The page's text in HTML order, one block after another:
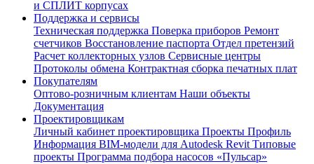
и СПЛИТ корпусах
Поддержка и сервисы
Техническая поддержка Поверка приборов Ремонт
счетчиков Восстановление паспорта Отдел претензий
Расчет коллекторных узлов Сервисные центры
Протоколы обмена Контрактная сборка печатных плат
Покупателям
Оптово-розничным клиентам Наши объекты
Документация
Проектировщикам
Личный кабинет проектировщика Проекты Профиль
Информация BIM-модели для Autodesk Revit Типовые
проекты Программа подбора насосов «Пульсар»